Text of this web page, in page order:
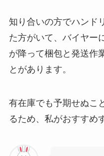
知り合いの方でハンド
た方がいて、バイヤー
が降って梱包と発送作
とがあります。
有在庫でも予期せぬこ
るため、私がおすすめ